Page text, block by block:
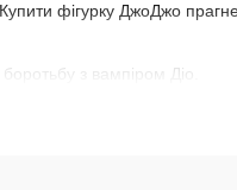
фігурку ДжоДжо
з вампіром Діо.